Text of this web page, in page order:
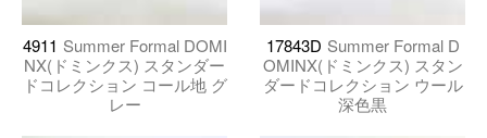
4911 Summer Formal DOMI
NX(ドミンクス) スタンダー
ドコレクション コール地 グ
レー
17843D Summer Formal D
OMINX(ドミンクス) スタン
ダードコレクション ウール
深色黒